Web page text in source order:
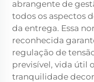
abrangente de
todos os aspectos
da entrega. Essa
reconhecida
regulação de
previsível, vida útil
tranquilidade